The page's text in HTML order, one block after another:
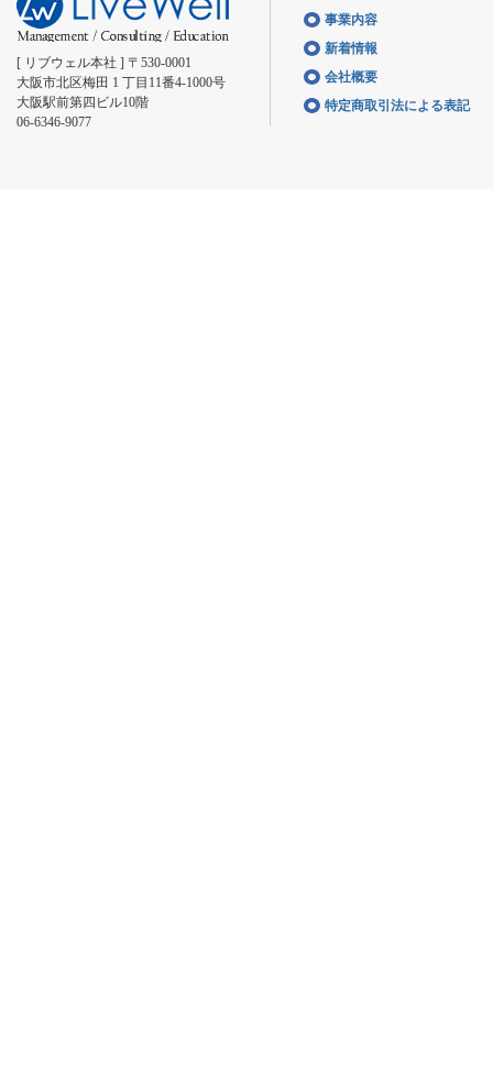
[ リブウェル本社 ] 〒530-0001
大阪市北区梅田 1 丁目11番4-1000号
大阪駅前第四ビル10階
06-6346-9077
事業内容
新着情報
会社概要
特定商取引法による表記